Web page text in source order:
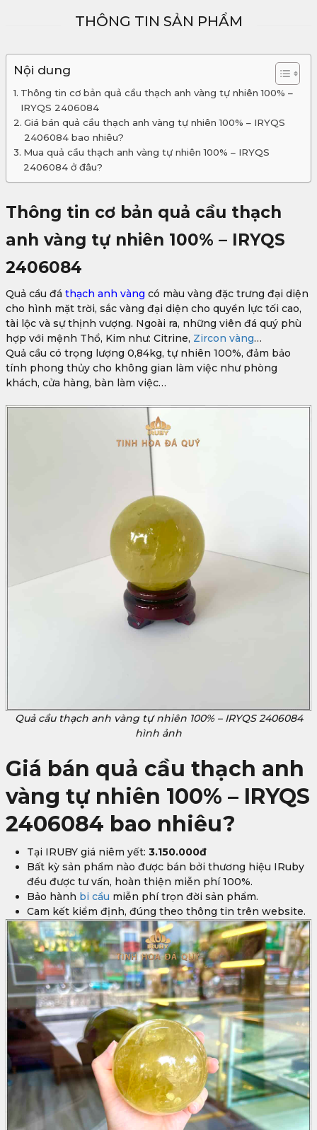
THÔNG TIN SẢN PHẨM
Nội dung
Thông tin cơ bản quả cầu thạch anh vàng tự nhiên 100% –
IRYQS 2406084
Giá bán quả cầu thạch anh vàng tự nhiên 100% – IRYQS
2406084 bao nhiêu?
Mua quả cầu thạch anh vàng tự nhiên 100% – IRYQS
2406084 ở đâu?
Thông tin cơ bản quả cầu thạch
anh vàng tự nhiên 100% – IRYQS
2406084
Quả cầu đá thạch anh vàng có màu vàng đặc trưng đại diện
cho hình mặt trời, sắc vàng đại diện cho quyền lực tối cao,
tài lộc và sự thịnh vượng. Ngoài ra, những viên đá quý phù
hợp với mệnh Thổ, Kim như: Citrine, Zircon vàng…
Quả cầu có trọng lượng 0,84kg, tự nhiên 100%, đảm bảo
tính phong thủy cho không gian làm việc như phòng
khách, cửa hàng, bàn làm việc…
Quả cầu thạch anh vàng tự nhiên 100% – IRYQS 2406084
hình ảnh
Giá bán quả cầu thạch anh
vàng tự nhiên 100% – IRYQS
2406084 bao nhiêu?
Tại IRUBY giá niêm yết: 3.150.000đ
Bất kỳ sản phẩm nào được bán bởi thương hiệu IRuby
đều được tư vấn, hoàn thiện miễn phí 100%.
Bảo hành bi cầu miễn phí trọn đời sản phẩm.
Cam kết kiểm định, đúng theo thông tin trên website.